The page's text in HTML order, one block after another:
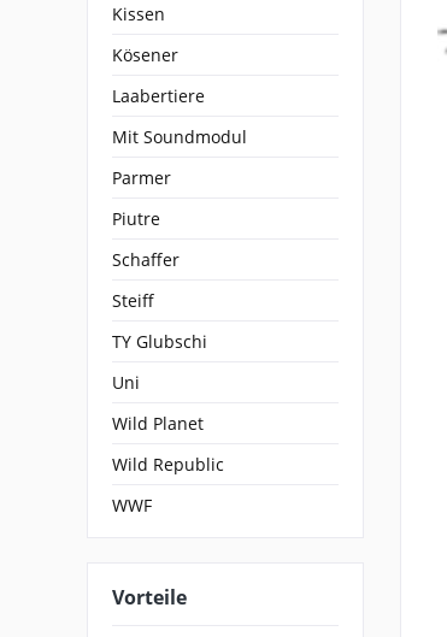
Kissen
Kösener
Laabertiere
Mit Soundmodul
Parmer
Piutre
Schaffer
Steiff
TY Glubschi
Uni
Wild Planet
Wild Republic
WWF
Vorteile